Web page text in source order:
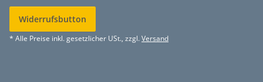
Widerrufsbutton
* Alle Preise inkl. gesetzlicher USt., zzgl.Versand